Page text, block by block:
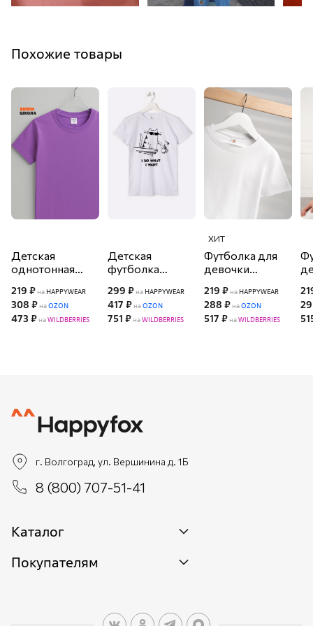
Похожие товары
Детская
однотонная
Happyfox
219 ₽ на HAPPYWEAR
308 ₽ наOZON
473 ₽ наWILDBERRIES
Детская
футболка
299 ₽ на HAPPYWEAR
417 ₽ наOZON
751 ₽ наWILDBERRIES
ХИТ
Футболка для
девочки
219 ₽ на HAPPYWEAR
288 ₽ наOZON
517 ₽ наWILDBERRIES
г. Волгоград, ул. Вершинина д. 1Б
8 (800) 707-51-41
Каталог
Новинки
Покупателям
О персональных данных